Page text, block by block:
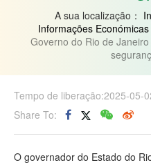
A sua localização：
Informações
Governo do Rio de
Tempo de liberação:2025-05-
Share To:
O governador do Estado do